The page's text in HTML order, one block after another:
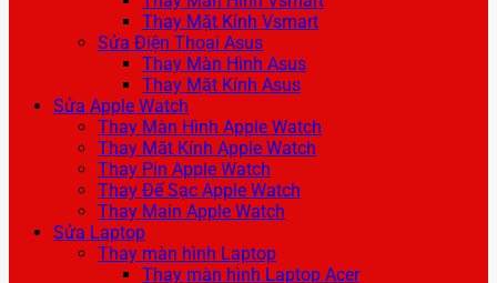
Thay Mặt Kính Vsmart
Sửa Điện Thoại Asus
Thay Màn Hình Asus
Thay Mặt Kính Asus
Sửa Apple Watch
Thay Màn Hình Apple Watch
Thay Mặt Kính Apple Watch
Thay Pin Apple Watch
Thay Đế Sạc Apple Watch
Thay Main Apple Watch
Sửa Laptop
Thay màn hình Laptop
Thay màn hình Laptop Acer